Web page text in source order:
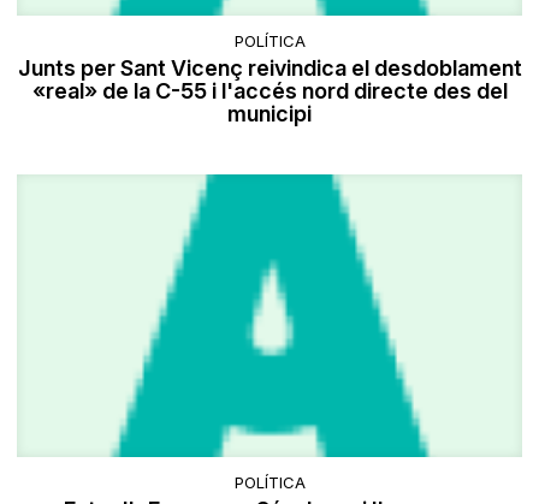
POLÍTICA
Junts per Sant Vicenç reivindica el desdoblament
«real» de la C-55 i l'accés nord directe des del
municipi
POLÍTICA